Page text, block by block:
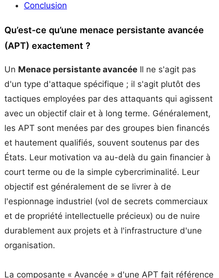
Conclusion
Qu’est-ce qu’une menace persistante avancée
(APT) exactement ?
Un Menace persistante avancéeIl ne s'agit pas
d'un type d'attaque spécifique ; il s'agit plutôt des
tactiques employées par des attaquants qui agissent
avec un objectif clair et à long terme. Généralement,
les APT sont menées par des groupes bien financés
et hautement qualifiés, souvent soutenus par des
États. Leur motivation va au-delà du gain financier à
court terme ou de la simple cybercriminalité. Leur
objectif est généralement de se livrer à de
l'espionnage industriel (vol de secrets commerciaux
et de propriété intellectuelle précieux) ou de nuire
durablement aux projets et à l'infrastructure d'une
organisation.
La composante « Avancée » d'une APT fait référence